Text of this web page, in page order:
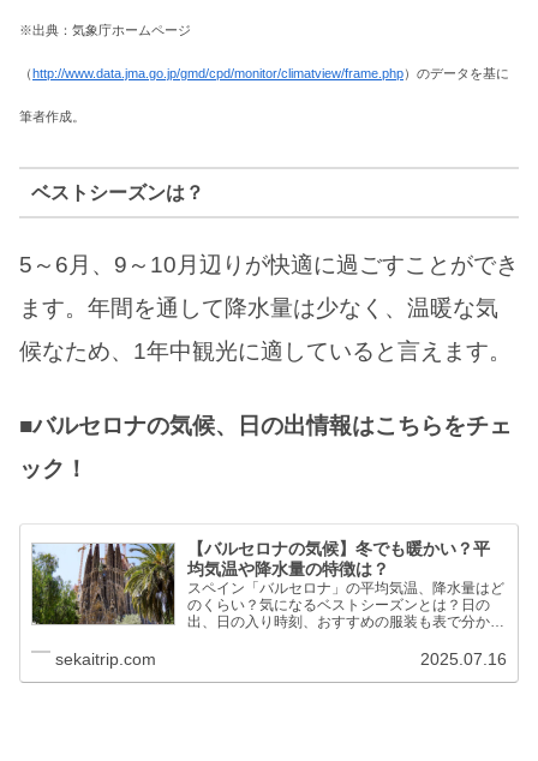
※出典：気象庁ホームページ
（http://www.data.jma.go.jp/gmd/cpd/monitor/climatview/frame.php）のデータを基に
筆者作成。
ベストシーズンは？
5～6月、9～10月辺りが快適に過ごすことができ
ます。年間を通して降水量は少なく、温暖な気
候なため、1年中観光に適していると言えます。
■バルセロナの気候、日の出情報はこちらをチェ
ック！
【バルセロナの気候】冬でも暖かい？平
均気温や降水量の特徴は？
スペイン「バルセロナ」の平均気温、降水量はど
のくらい？気になるベストシーズンとは？日の
出、日の入り時刻、おすすめの服装も表で分かり
sekaitrip.com 2025.07.16